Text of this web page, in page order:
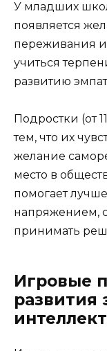
У младших
появляется
переживания
учиться
развитию
Подростки (от
тем, что их
желание
место в
помогает
напряжением,
принимать
Игровые
развития